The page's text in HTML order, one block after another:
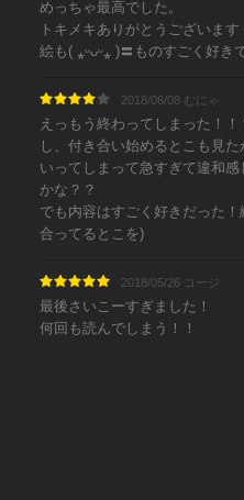
めっちゃ最高でした。
トキメキありがとうございます
絵も( ⁎ᵕᴗᵕ⁎ )〓︎ものすごく好き
2018/06/08 むにゃ
えっもう終わってしまった！
し、付き合い始めるとこも見
いってしまって急すぎて違和
かな？？
でも内容はすごく好きだった
合ってるとこを)
2018/05/26 コージ
最後さいこーすぎました！
何回も読んでしまう！！